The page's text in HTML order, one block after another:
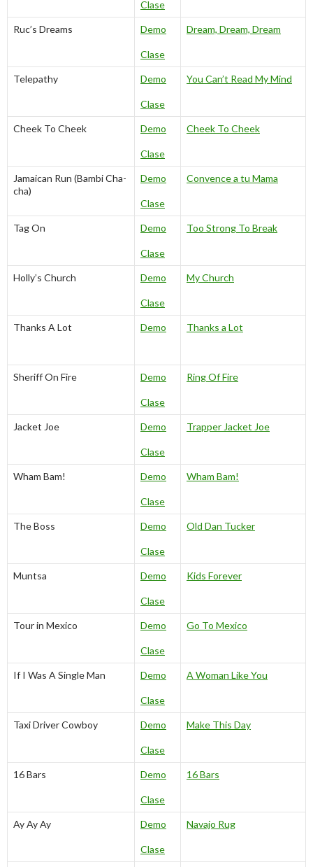
Clase
Ruc’s Dreams Demo
Clase
Dream, Dream, Dream
Telepathy Demo
Clase
You Can’t Read My Mind
Cheek To Cheek Demo
Clase
Cheek To Cheek
Jamaican Run (Bambi Cha-
cha)
Demo
Clase
Convence a tu Mama
Tag On Demo
Clase
Too Strong To Break
Holly’s Church Demo
Clase
My Church
Thanks A Lot Demo Thanks a Lot
Sheriff On Fire Demo
Clase
Ring Of Fire
Jacket Joe Demo
Clase
Trapper Jacket Joe
Wham Bam! Demo
Clase
Wham Bam!
The Boss Demo
Clase
Old Dan Tucker
Muntsa Demo
Clase
Kids Forever
Tour in Mexico Demo
Clase
Go To Mexico
If I Was A Single Man Demo
Clase
A Woman Like You
Taxi Driver Cowboy Demo
Clase
Make This Day
16 Bars Demo
Clase
16 Bars
Ay Ay Ay Demo
Clase
Navajo Rug